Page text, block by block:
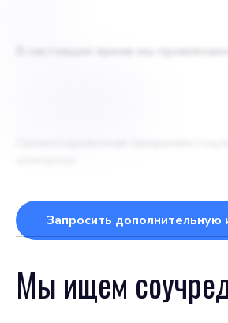
В настоящее время мы
Запросить
Мы ищем